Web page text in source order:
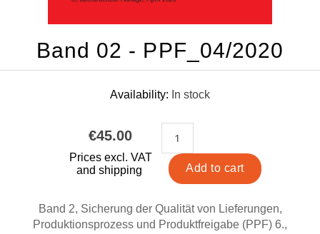
Band 02 - PPF_04/2020
Availability: In stock
€45.00
Prices excl. VAT
and shipping
Band 2, Sicherung der Qualität von Lieferungen,
Produktionsprozess und Produktfreigabe (PPF) 6.,